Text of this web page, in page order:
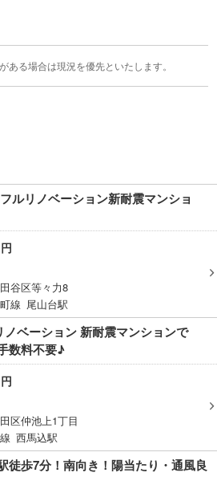
ある場合は現況を優先といたします。
ルリノベーション新耐震マンショ
円
谷区等々力8
線 尾山台駅
ベーション 新耐震マンションで
数料不要♪
円
区仲池上1丁目
西馬込駅
徒歩7分！南向き！陽当たり・通風良